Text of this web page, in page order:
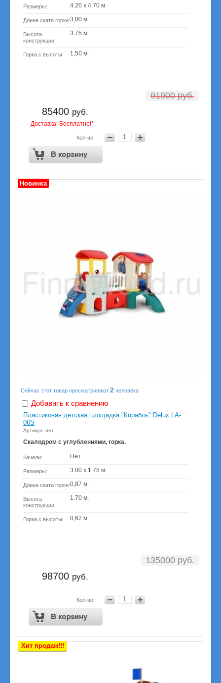
Размеры: 4.20 х 4.70 м.
Длина ската горки:3,00 м.
Высота
конструкции:
3.75 м.
Горка с высоты: 1,50 м.
91900руб.
85400 руб.
Доставка: Бесплатно!*
Кол-во:
Новинка
Сейчас этот товар просматривают 2 человека
Добавить к сравнению
Пластиковая детская площадка "Корабль" Delux LA-
06S
Артикул: нет
Скалодром с углублениями, горка.
Качели: Нет
Размеры: 3.00 х 1.78 м.
Длина ската горки:0,87 м.
Высота
конструкции:
1.70 м.
Горка с высоты: 0,62 м.
135000руб.
98700 руб.
Кол-во:
Хит продаж!!!